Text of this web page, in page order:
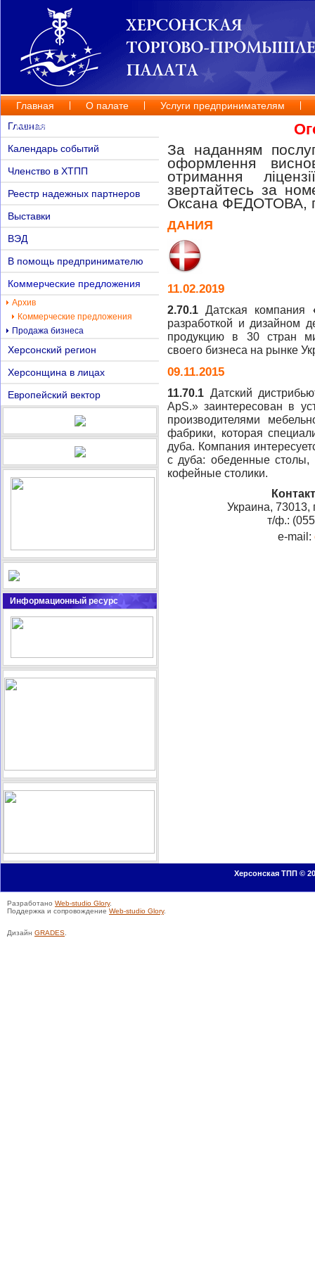
Главная О палате
Услуги предпринимателям
Контакты
Главная
Календарь событий
Членство в ХТПП
Реестр надежных партнеров
Выставки
ВЭД
В помощь предпринимателю
Коммерческие предложения
Архив
Коммерческие предложения
Продажа бизнеса
Херсонский регион
Херсонщина в лицах
Европейский вектор
Информационный ресурс
За наданням
оформлення
отримання
звертайтесь за
Оксана ФЕДОТОВА,
ДАНИЯ
11.02.2019
2.70.1 Датская компания
разработкой и дизайном
продукцию в 30 стран
своего бизнеса на рынке
09.11.2015
11.70.1 Датский
ApS.» заинтересован в
производителями
фабрики, которая
дуба. Компания
с дуба: обеденные столы,
кофейные столики.
Украина, 73013,
т/ф.:
e-mail:
Херсонская ТПП ©
Разработано Web-studio Glory.
Поддержка и сопровождение Web-studio Glory.
Дизайн GRADES